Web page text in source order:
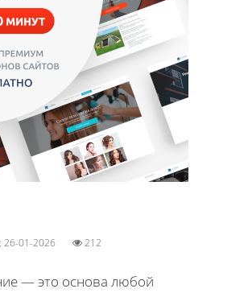
26-01-2026 212
— это основа любой